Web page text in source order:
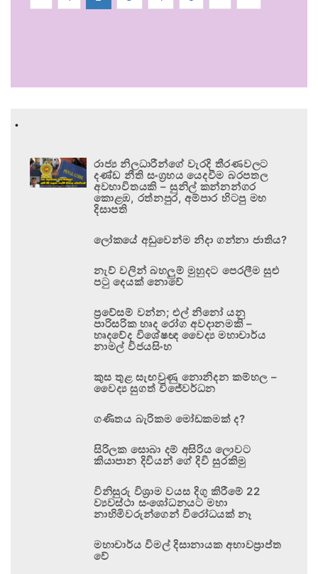
.
රාජ්‍ය නිලධාරීන්ගේ වැරදි තීරණවලට
දණ්ඩ නීති සංග්‍රහය යෙදවීම බරපතල
අවභාවිතයකි – සුනිල් කන්නන්ගර
කොළඹ, රත්නපුර, අම්පාර හිටපු මහ
දිසාපති
ලෝකයේ අඩුවෙන්ම නිදා ගන්නා ජාතිය?
නැව් වලින් බහලුම් මුහුදට පෙරලීම සුළු
පටු දෙයක් නොවේ
ප්‍රවේසම් වන්න; එල් නිනෝ යනු
පාරිසරික හෘද රෝග අවදානමකි –
හෘදවේද විශේෂඥ වෛද්‍ය මහාචාර්ය
නාමල් විජයසිංහ
කුස තුළ සැඟවුණු නොනිදන කම්හල –
වෛද්‍ය සුගත් විජේවර්ධන
ගණිතය බැරිකම මෝඩකමක් ද?
සිරිලක සොබා දම් අසිරිය ලොවට
කියාපාන දිවියන් ගේ දිවි සුරකිමු
විනිසුරු විශ්‍රාම වයස දිගු කිරීමේ 22
ව්‍යවස්ථා සංශෝධනයට මහා
නාහිමිවරුන්ගෙන් විරෝධයක් නෑ
මහාචාර්ය විමල් දිසානායක අභාවප්‍රාප්ත
වේ